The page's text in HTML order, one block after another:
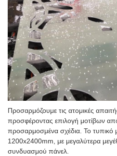
Προσαρμόζουμε τις ατομικές
προσφέροντας επιλογή μοτίβων
προσαρμοσμένα σχέδια. Το τυπικό
1200x2400mm, με μεγαλύτερα
συνδυασμού πάνελ.